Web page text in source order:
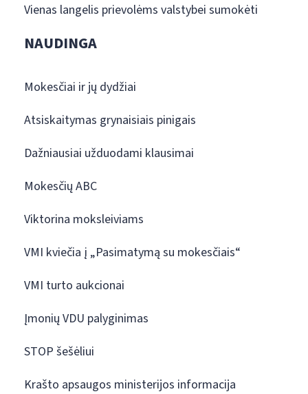
Vienas langelis prievolėms valstybei sumokėti
NAUDINGA
Mokesčiai ir jų dydžiai
Atsiskaitymas grynaisiais pinigais
Dažniausiai užduodami klausimai
Mokesčių ABC
Viktorina moksleiviams
VMI kviečia į „Pasimatymą su mokesčiais“
VMI turto aukcionai
Įmonių VDU palyginimas
STOP šešėliui
Krašto apsaugos ministerijos informacija